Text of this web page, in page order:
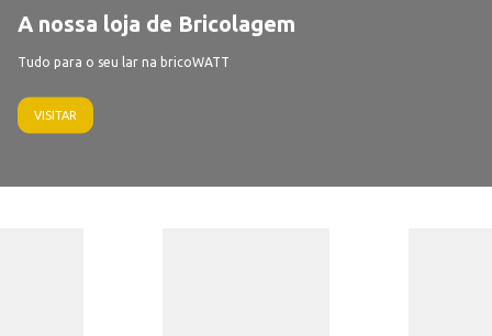
A nossa loja de Bricolagem
Tudo para o seu lar na bricoWATT
VISITAR